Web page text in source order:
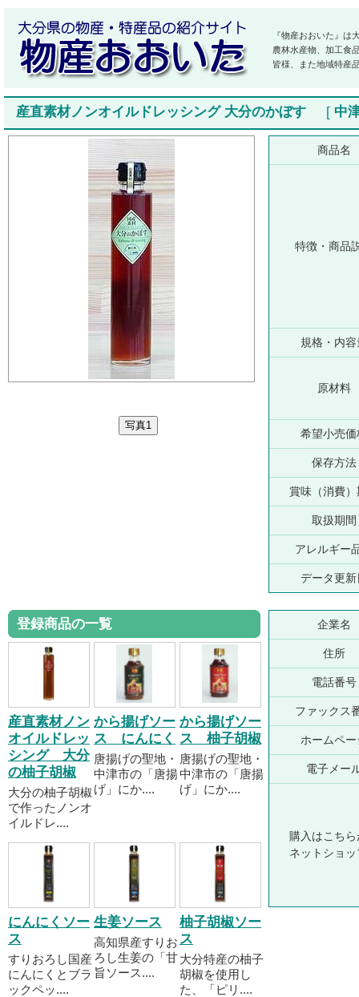
『物産おおいた』は
農林水産物、加工食
皆様、また地域特産
産直素材ノンオイルドレッシング 大分のかぼす [ 中
商品名
特徴・商品
規格・内容
原材料
希望小売価
保存方法
賞味（消費）
取扱期間
アレルギー
データ更新
登録商品の一覧
産直素材ノン
オイルドレッ
シング 大分
の柚子胡椒
大分の柚子胡椒
で作ったノンオ
イルドレ....
から揚げソー
ス にんにく
唐揚げの聖地・
中津市の「唐揚
げ」にか....
から揚げソー
ス 柚子胡椒
唐揚げの聖地・
中津市の「唐揚
げ」にか....
にんにくソー
ス
すりおろし国産
にんにくとブラ
ックペッ....
生姜ソース
高知県産すりお
ろし生姜の「甘
旨ソース....
柚子胡椒ソー
ス
大分特産の柚子
胡椒を使用し
た、「ピリ....
企業名
住所
電話番号
ファックス
ホームペー
電子メー
購入はこちら
ネットショ